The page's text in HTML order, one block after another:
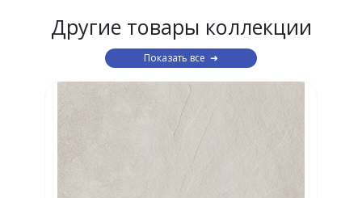
Другие товары коллекции
Показать все